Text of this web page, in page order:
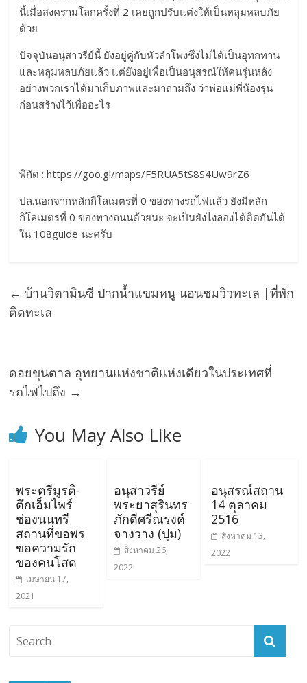
นี้เมื่อสงครามโลกครั้งที่ 2 เคยถูกปรับแต่งให้เป็นหลุมหลบภัย
ด้วย
ปัจจุบันอนุสาวรีย์นี้ ยังอยู่คู่กับหัวลำโพงซึ่งไม่ได้เป็นอุทกทาน
และหลุมหลบภัยแล้ว แต่ยังอยู่เพื่อเป็นอนุสรณ์ให้คนรุ่นหลัง
อย่างพวกเราได้มาเก็บภาพและมาถามถึง ว่าพ่อแม่พี่น้องรุ่น
ก่อนสร้างไว้เพื่ออะไร
พิกัด :https://goo.gl/maps/F5RUA5tS8S4Uw9rZ6
ปล.นอกจากหลักกิโลเมตรที่ 0 ของทางรถไฟแล้ว ยังมีหลัก
กิโลเมตรที่ 0 ของทางถนนด้วยนะ จะเป็นยังไงลองได้ติดกันได้
ใน 108guide นะครับ
← บ้านวิตามินซี ปากน้ำแขมหนู นอนชมวิวทะเล |ที่พัก
ติดทะเล
ดอยขุนตาล อุทยานแห่งชาติแห่งเดียวในประเทศที่
รถไฟไปถึง →
You May Also Like
พระตรีมูรติ-
ตึกเอ็มไพร์
ช่องนนทรี
สถานที่ขอพร
ขอความรัก
ของคนโสด
เมษายน 17,
2021
อนุสาวรีย์
พระยาสุรินทร
ภักดีศรีณรงค์
จางวาง (ปุม)
สิงหาคม 26,
2022
อนุสรณ์สถาน
14 ตุลาคม
2516
สิงหาคม 13,
2022